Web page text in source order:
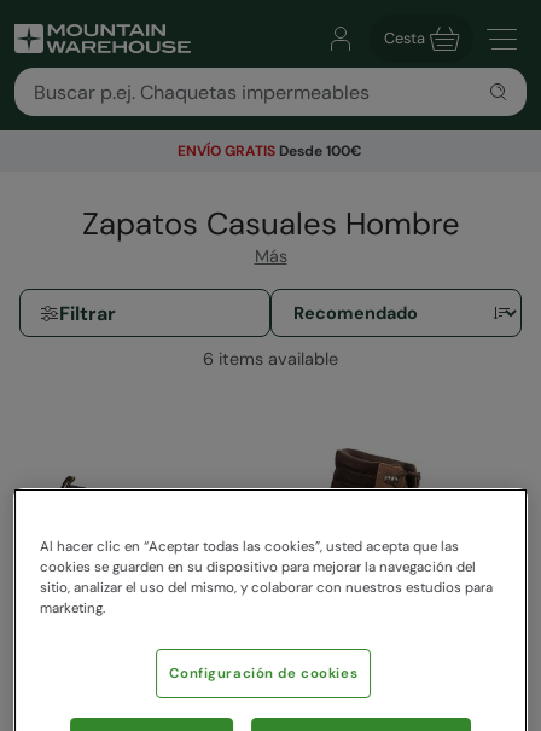
Cesta
ENVÍO GRATISDesde 100€
Zapatos Casuales Hombre
Más
Filtrar
6 items available
Al hacer clic en “Aceptar todas las cookies”, usted acepta que las
cookies se guarden en su dispositivo para mejorar la navegación del
sitio, analizar el uso del mismo, y colaborar con nuestros estudios para
marketing.
Configuración de cookies